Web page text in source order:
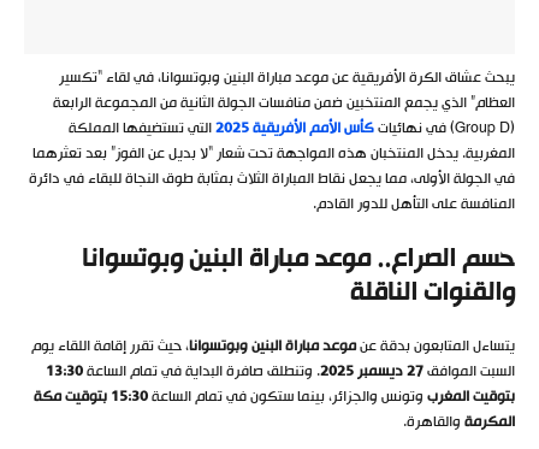
يبحث عشاق الكرة الأفريقية عن موعد مباراة البنين وبوتسوانا، في لقاء “تكسير
العظام” الذي يجمع المنتخبين ضمن منافسات الجولة الثانية من المجموعة الرابعة
(Group D) في نهائيات
كأس الأمم الأفريقية 2025
التي تستضيفها المملكة
المغربية. يدخل المنتخبان هذه المواجهة تحت شعار “لا بديل عن الفوز” بعد تعثرهما
في الجولة الأولى، مما يجعل نقاط المباراة الثلاث بمثابة طوق النجاة للبقاء في دائرة
المنافسة على التأهل للدور القادم.
حسم الصراع.. موعد مباراة البنين وبوتسوانا
والقنوات الناقلة
يتساءل المتابعون بدقة عنموعد مباراة البنين وبوتسوانا، حيث تقرر إقامة اللقاء يوم
السبت الموافق27ديسمبر 2025 . وتنطلق صافرة البداية في تمام الساعة13:30
بتوقيت المغربوتونس والجزائر، بينما ستكون في تمام الساعة15:30بتوقيت مكة
المكرمةوالقاهرة.